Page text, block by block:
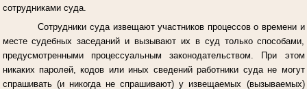
сотрудниками суда.
Сотрудники суда извещают участников процессов о времени и
месте судебных заседаний и вызывают их в суд только способами,
предусмотренными процессуальным законодательством. При этом
никаких паролей, кодов или иных сведений работники суда не могут
спрашивать (и никогда не спрашивают) у извещаемых (вызываемых)